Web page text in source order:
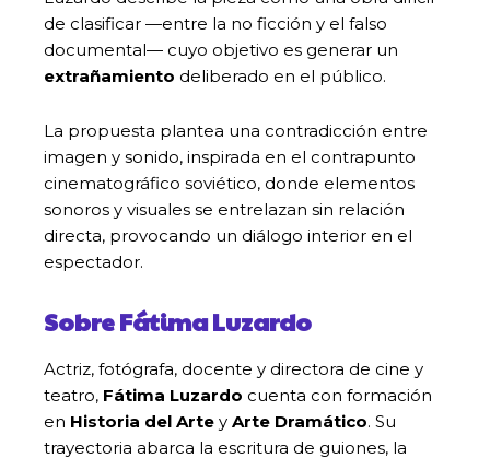
de clasificar —entre la no ficción y el falso
documental— cuyo objetivo es generar un
extrañamiento deliberado en el público.
La propuesta plantea una contradicción entre
imagen y sonido, inspirada en el contrapunto
cinematográfico soviético, donde elementos
sonoros y visuales se entrelazan sin relación
directa, provocando un diálogo interior en el
espectador.
Sobre Fátima Luzardo
Actriz, fotógrafa, docente y directora de cine y
teatro, Fátima Luzardo cuenta con formación
en Historia del Arte y Arte Dramático. Su
trayectoria abarca la escritura de guiones, la